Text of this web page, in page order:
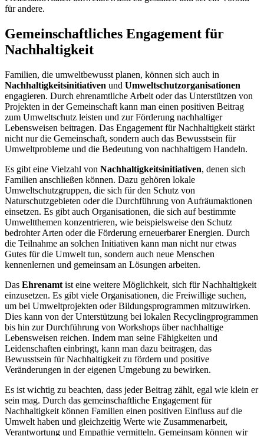
für andere.
Gemeinschaftliches Engagement für
Nachhaltigkeit
Familien, die umweltbewusst planen, können sich auch in
Nachhaltigkeitsinitiativen und Umweltschutzorganisationen
engagieren. Durch ehrenamtliche Arbeit oder das Unterstützen von
Projekten in der Gemeinschaft kann man einen positiven Beitrag
zum Umweltschutz leisten und zur Förderung nachhaltiger
Lebensweisen beitragen. Das Engagement für Nachhaltigkeit stärkt
nicht nur die Gemeinschaft, sondern auch das Bewusstsein für
Umweltprobleme und die Bedeutung von nachhaltigem Handeln.
Es gibt eine Vielzahl von Nachhaltigkeitsinitiativen, denen sich
Familien anschließen können. Dazu gehören lokale
Umweltschutzgruppen, die sich für den Schutz von
Naturschutzgebieten oder die Durchführung von Aufräumaktionen
einsetzen. Es gibt auch Organisationen, die sich auf bestimmte
Umweltthemen konzentrieren, wie beispielsweise den Schutz
bedrohter Arten oder die Förderung erneuerbarer Energien. Durch
die Teilnahme an solchen Initiativen kann man nicht nur etwas
Gutes für die Umwelt tun, sondern auch neue Menschen
kennenlernen und gemeinsam an Lösungen arbeiten.
Das Ehrenamt ist eine weitere Möglichkeit, sich für Nachhaltigkeit
einzusetzen. Es gibt viele Organisationen, die Freiwillige suchen,
um bei Umweltprojekten oder Bildungsprogrammen mitzuwirken.
Dies kann von der Unterstützung bei lokalen Recyclingprogrammen
bis hin zur Durchführung von Workshops über nachhaltige
Lebensweisen reichen. Indem man seine Fähigkeiten und
Leidenschaften einbringt, kann man dazu beitragen, das
Bewusstsein für Nachhaltigkeit zu fördern und positive
Veränderungen in der eigenen Umgebung zu bewirken.
Es ist wichtig zu beachten, dass jeder Beitrag zählt, egal wie klein er
sein mag. Durch das gemeinschaftliche Engagement für
Nachhaltigkeit können Familien einen positiven Einfluss auf die
Umwelt haben und gleichzeitig Werte wie Zusammenarbeit,
Verantwortung und Empathie vermitteln. Gemeinsam können wir